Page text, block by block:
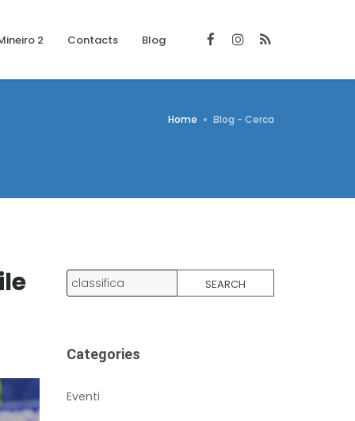
2 Contacts Blog
Home Blog - Cerca
SEARCH
Categories
Eventi